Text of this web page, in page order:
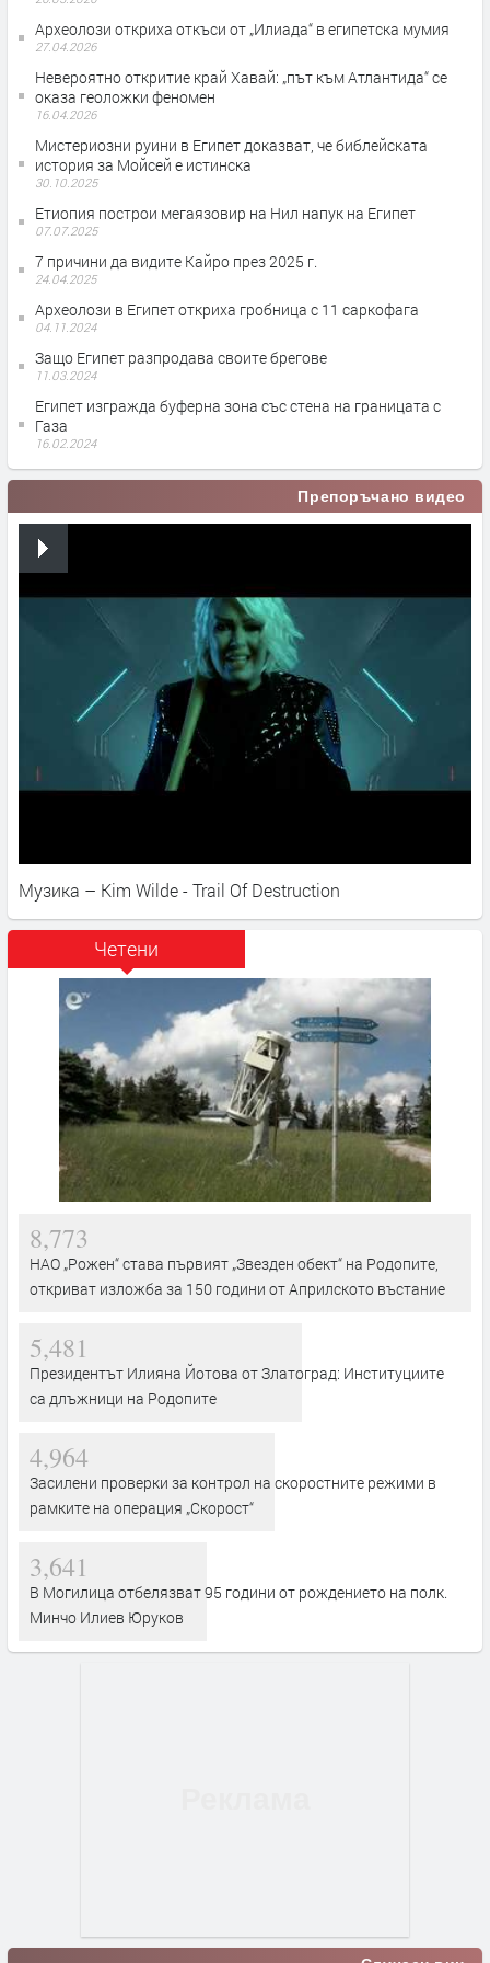
Археолози откриха откъси от „Илиада“ в египетска мумия
27.04.2026
Невероятно откритие край Хавай: „път към Атлантида“ се
оказа геоложки феномен
16.04.2026
Мистериозни руини в Египет доказват, че библейската
история за Мойсей е истинска
30.10.2025
Етиопия построи мегаязовир на Нил напук на Египет
07.07.2025
7 причини да видите Кайро през 2025 г.
24.04.2025
Археолози в Египет откриха гробница с 11 саркофага
04.11.2024
Защо Египет разпродава своите брегове
11.03.2024
Египет изгражда буферна зона със стена на границата с
Газа
16.02.2024
Препоръчано видео
Музика – Kim Wilde - Trail Of Destruction
Четени
8,773
НАО „Рожен“ става първият „Звезден обект“ на Родопите,
откриват изложба за 150 години от Априлското въстание
5,481
Президентът Илияна Йотова от Златоград: Институциите
са длъжници на Родопите
4,964
Засилени проверки за контрол на скоростните режими в
рамките на операция „Скорост“
3,641
В Могилица отбелязват 95 години от рождението на полк.
Минчо Илиев Юруков